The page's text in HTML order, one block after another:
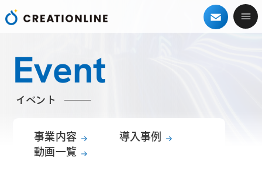
Event
イベント
事業内容
導入事例
動画一覧